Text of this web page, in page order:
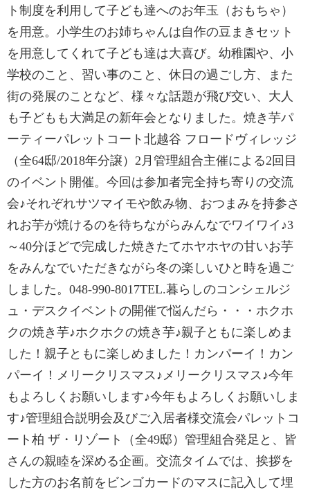
ト制度を利用して子ども達へのお年玉（おもちゃ）
を用意。小学生のお姉ちゃんは自作の豆まきセット
を用意してくれて子ども達は大喜び。幼稚園や、小
学校のこと、習い事のこと、休日の過ごし方、また
街の発展のことなど、様々な話題が飛び交い、大人
も子どもも大満足の新年会となりました。焼き芋パ
ーティーパレットコート北越谷 フロードヴィレッジ
（全64邸/2018年分譲）2月管理組合主催による2回目
のイベント開催。今回は参加者完全持ち寄りの交流
会♪それぞれサツマイモや飲み物、おつまみを持参さ
れお芋が焼けるのを待ちながらみんなでワイワイ♪3
～40分ほどで完成した焼きたてホヤホヤの甘いお芋
をみんなでいただきながら冬の楽しいひと時を過ご
しました。048-990-8017TEL.暮らしのコンシェルジ
ュ・デスクイベントの開催で悩んだら・・・ホクホ
クの焼き芋♪ホクホクの焼き芋♪親子ともに楽しめま
した！親子ともに楽しめました！カンパーイ！カン
パーイ！メリークリスマス♪メリークリスマス♪今年
もよろしくお願いします♪今年もよろしくお願いしま
す♪管理組合説明会及びご入居者様交流会パレットコ
ート柏 ザ・リゾート（全49邸）管理組合発足と、皆
さんの親睦を深める企画。交流タイムでは、挨拶を
した方のお名前をビンゴカードのマスに記入して埋